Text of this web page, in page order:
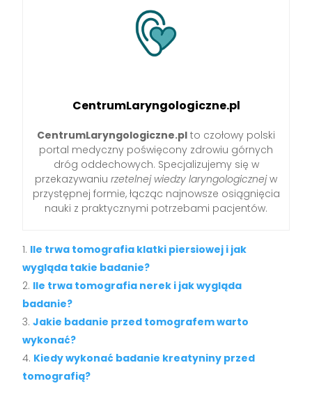
CentrumLaryngologiczne.pl
CentrumLaryngologiczne.pl to czołowy polski
portal medyczny poświęcony zdrowiu górnych
dróg oddechowych. Specjalizujemy się w
przekazywaniu rzetelnej wiedzy laryngologicznejw
przystępnej formie, łącząc najnowsze osiągnięcia
nauki z praktycznymi potrzebami pacjentów.
Ile trwa tomografia klatki piersiowej i jak
wygląda takie badanie?
Ile trwa tomografia nerek i jak wygląda
badanie?
Jakie badanie przed tomografem warto
wykonać?
Kiedy wykonać badanie kreatyniny przed
tomografią?